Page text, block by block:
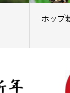
ホップ